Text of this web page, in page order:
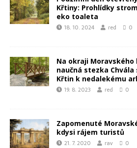
Křtiny: Prohlídky
eko toaleta
18. 10. 2024 red 0
Na okraji
naučná stezka
Křtin k nedalekému
19. 8. 2023 red 0
Zapomenuté
kdysi rájem turistů
21. 7. 2020 rav 0